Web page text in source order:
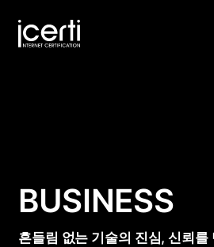
BUSINESS
흔들림 없는 기술의 진심, 신뢰를